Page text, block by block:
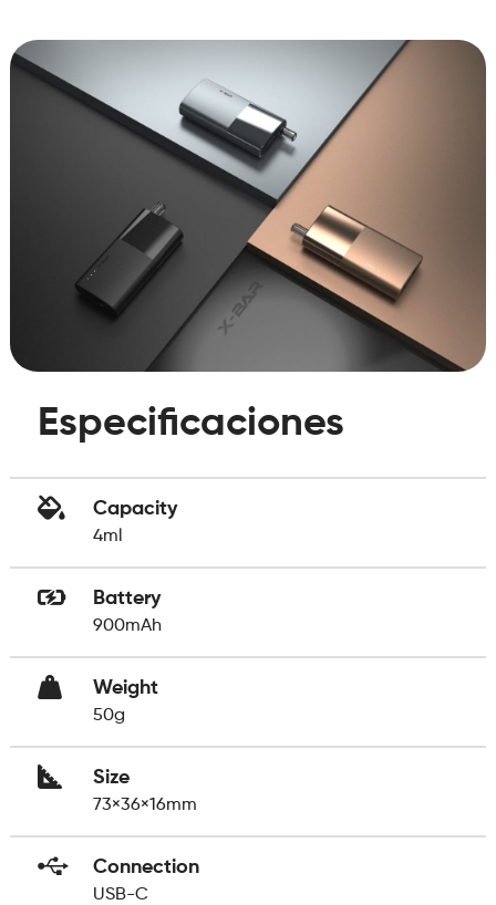
Especificaciones
Capacity
4ml
Battery
900mAh
Weight
50g
Size
73×36×16mm
Connection
USB-C